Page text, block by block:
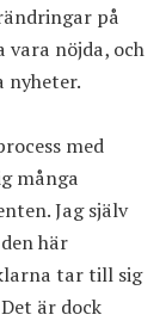
på
nöjda, och
nyheter.
med
många
Jag själv
här
tar till sig
är dock